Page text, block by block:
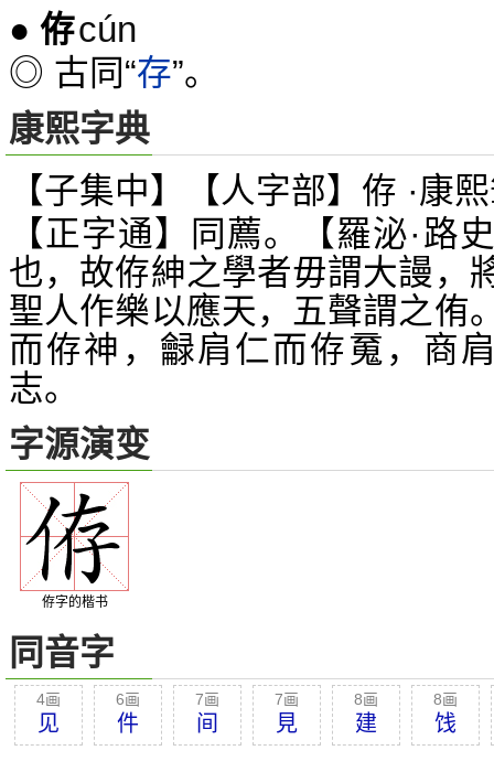
● 侟cún
◎ 古同“存”。
康熙字典
【子集中】【人字部】侟 ·康
【正字通】同薦。【羅泌·路
也，故侟紳之學者毋謂大謾，
聖人作樂以應天，五聲謂之侑
而侟神，龣肩仁而侟䰟 ，商
志。
字源演变
侟字的楷书
同音字
4画
见
6画
件
7画
间
7画
見
8画
建
8画
饯